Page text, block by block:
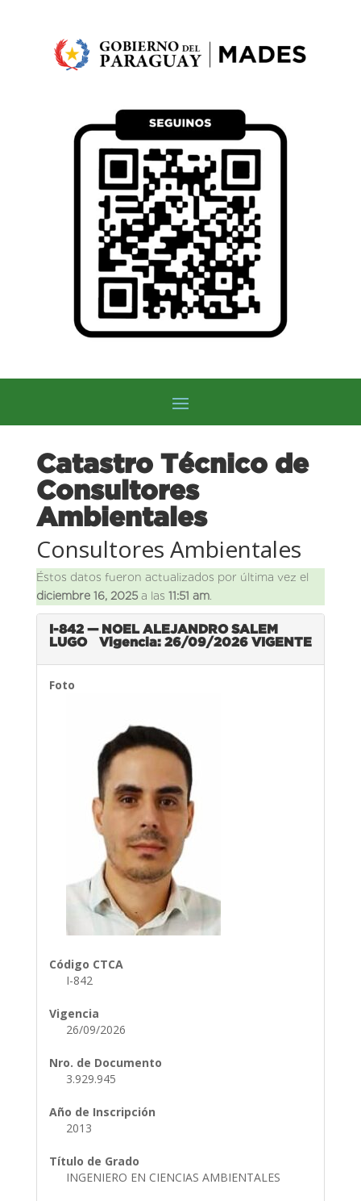
Catastro Técnico de
Consultores
Ambientales
Consultores Ambientales
Éstos datos fueron actualizados por última vez el
diciembre 16, 2025a las 11:51 am.
I-842 — NOEL ALEJANDRO SALEM
LUGO
Vigencia: 26/09/2026VIGENTE
Foto
Código CTCA
I-842
Vigencia
26/09/2026
Nro. de Documento
3.929.945
Año de Inscripción
2013
Título de Grado
INGENIERO EN CIENCIAS AMBIENTALES